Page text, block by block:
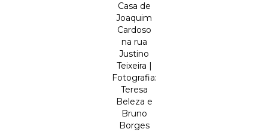
Casa de
Joaquim
Cardoso
na rua
Justino
Teixeira |
Fotografia:
Teresa
Beleza e
Bruno
Borges